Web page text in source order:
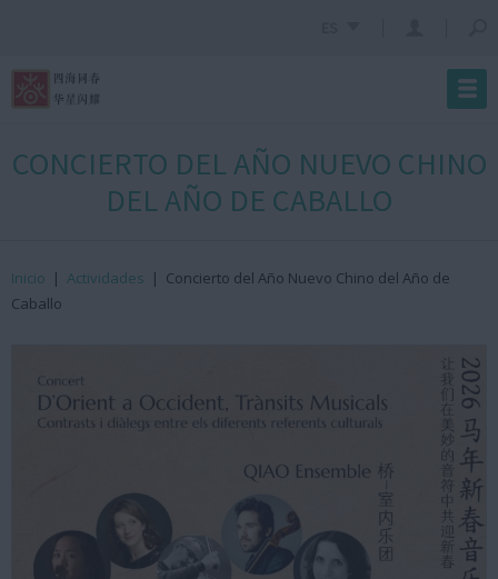
CONCIERTO DEL AÑO NUEVO CHINO
DEL AÑO DE CABALLO
Inicio | Actividades | Concierto del Año Nuevo Chino del Año de
Caballo